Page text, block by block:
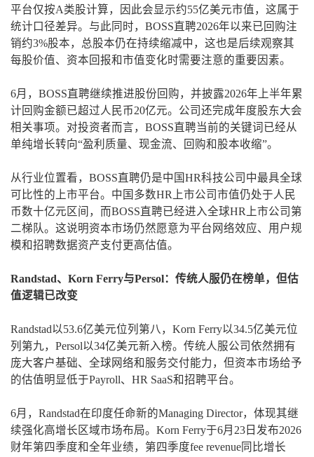
平台仅按A类股计算，因此会显示约55亿美元市值，这属于
统计口径差异。与此同时，BOSS直聘2026年以来已回购注
销约3%股本，总股本仍在持续缩减中，这也是后续观察其
每股价值、资本回报和市值变化时需要注意的重要因素。
6月，BOSS直聘继续推进股份回购，并披露2026年上半年累
计回购金额已超过人民币20亿元。公司还完成年度股东大会
相关事项。对投资者而言，BOSS直聘当前的关键词已经从
单纯增长转向“盈利质量、现金流、回购和股本收缩”。
从行业位置看，BOSS直聘仍是中国HR科技公司中最具全球
可比性的上市平台。中国多数HR上市公司市值仍处于人民
币数十亿元区间，而BOSS直聘已经进入全球HR上市公司第
二梯队。这说明资本市场仍然愿意为平台网络效应、用户规
模和招聘数据资产支付更高估值。
Randstad、Korn Ferry与Persol：传统人服仍在榜单，但估
值逻辑已改变
Randstad以53.6亿美元位列第八，Korn Ferry以34.5亿美元位
列第九，Persol以34亿美元新入榜。传统人服公司依然拥有
庞大客户基础、全球网络和服务交付能力，但资本市场给予
的估值明显低于Payroll、HR SaaS和招聘平台。
6月，Randstad在印度任命新的Managing Director，体现其继
续强化高增长区域市场布局。Korn Ferry于6月23日发布2026
财年第四季度和全年业绩，第四季度fee revenue同比增长